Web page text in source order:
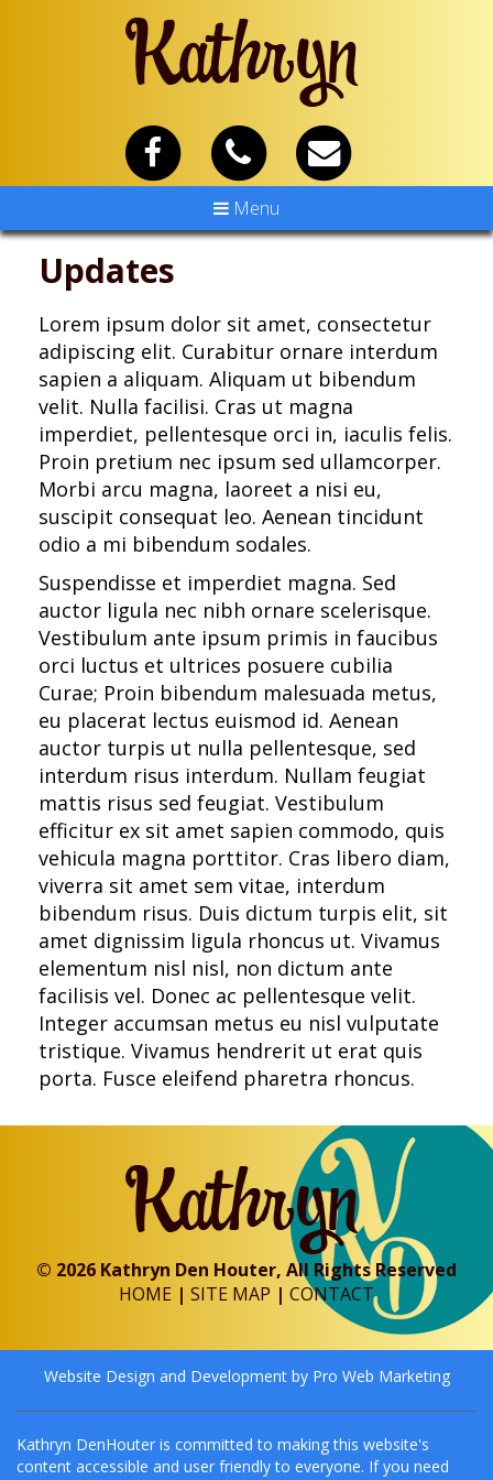
Menu
Updates
Lorem ipsum dolor sit amet, consectetur
adipiscing elit. Curabitur ornare interdum
sapien a aliquam. Aliquam ut bibendum
velit. Nulla facilisi. Cras ut magna
imperdiet, pellentesque orci in, iaculis felis.
Proin pretium nec ipsum sed ullamcorper.
Morbi arcu magna, laoreet a nisi eu,
suscipit consequat leo. Aenean tincidunt
odio a mi bibendum sodales.
Suspendisse et imperdiet magna. Sed
auctor ligula nec nibh ornare scelerisque.
Vestibulum ante ipsum primis in faucibus
orci luctus et ultrices posuere cubilia
Curae; Proin bibendum malesuada metus,
eu placerat lectus euismod id. Aenean
auctor turpis ut nulla pellentesque, sed
interdum risus interdum. Nullam feugiat
mattis risus sed feugiat. Vestibulum
efficitur ex sit amet sapien commodo, quis
vehicula magna porttitor. Cras libero diam,
viverra sit amet sem vitae, interdum
bibendum risus. Duis dictum turpis elit, sit
amet dignissim ligula rhoncus ut. Vivamus
elementum nisl nisl, non dictum ante
facilisis vel. Donec ac pellentesque velit.
Integer accumsan metus eu nisl vulputate
tristique. Vivamus hendrerit ut erat quis
porta. Fusce eleifend pharetra rhoncus.
© 2026 Kathryn Den Houter, All Rights Reserved
HOME | SITE MAP | CONTACT
Website Design and Development by Pro Web Marketing
Kathryn DenHouter is committed to making this website's
content accessible and user friendly to everyone. If you need